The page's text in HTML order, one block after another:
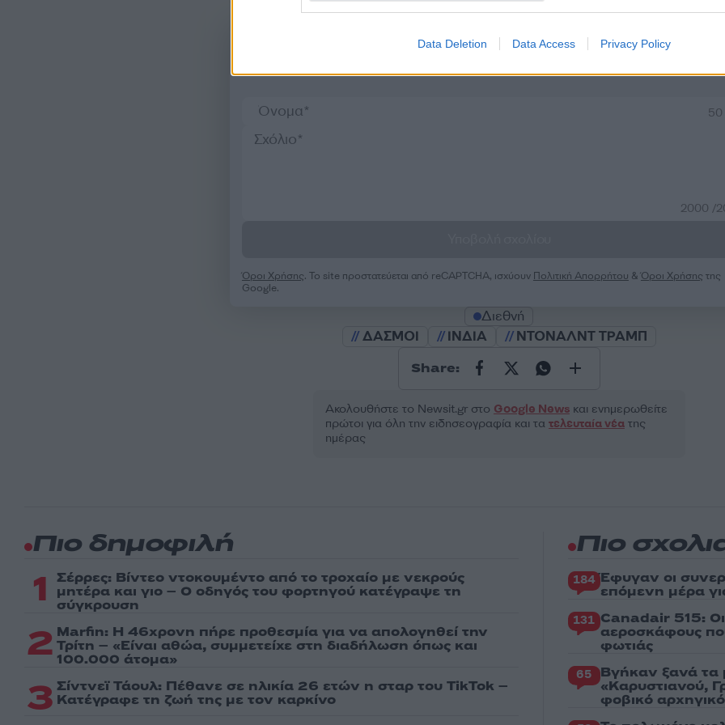
Data Deletion Data Access Privacy Policy
2000 /
Όροι Χρήσης. Το site προστατεύεται από reCAPTCHA, ισχύουν Πολιτική Απορρήτου &Όροι Χρήσης της
Google.
Διεθνή
ΔΑΣΜΟΙ
ΙΝΔΙΑ ΝΤΟΝΑΛΝΤ ΤΡΑΜΠ
Share:
Ακολουθήστε το Νewsit.gr στο Google Newsκαι ενημερωθείτε
πρώτοι για όλη την ειδησεογραφία και τα τελευταία νέατης
ημέρας
Πιο δημοφιλή
1 Σέρρες: Βίντεο ντοκουμέντο από το τροχαίο με νεκρούς
μητέρα και γιο – Ο οδηγός του φορτηγού κατέγραψε τη
σύγκρουση
2 Marfin: Η 46χρονη πήρε προθεσμία για να απολογηθεί την
Τρίτη – «Είναι αθώα, συμμετείχε στη διαδήλωση όπως και
100.000 άτομα»
3 Σίντνεϊ Τάουλ: Πέθανε σε ηλικία 26 ετών η σταρ του TikTok –
Kατέγραφε τη ζωή της με τον καρκίνο
Πιο
184 Έφυγαν οι
επόμενη μέρα
131 Canadair 515:
αεροσκάφους
φωτιάς
65 Βγήκαν ξανά τα
«Καρυστιανού,
φοβικό